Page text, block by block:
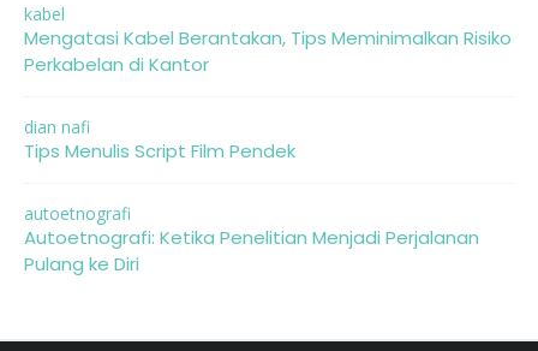
kabel
Mengatasi Kabel Berantakan, Tips Meminimalkan Risiko
Perkabelan di Kantor
dian nafi
Tips Menulis Script Film Pendek
autoetnografi
Autoetnografi: Ketika Penelitian Menjadi Perjalanan
Pulang ke Diri